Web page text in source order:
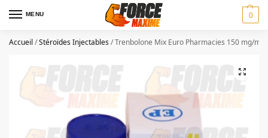
MENU 0
Accueil /Stéroïdes Injectables/Trenbolone Mix Euro Pharmacies 150 mg/ml